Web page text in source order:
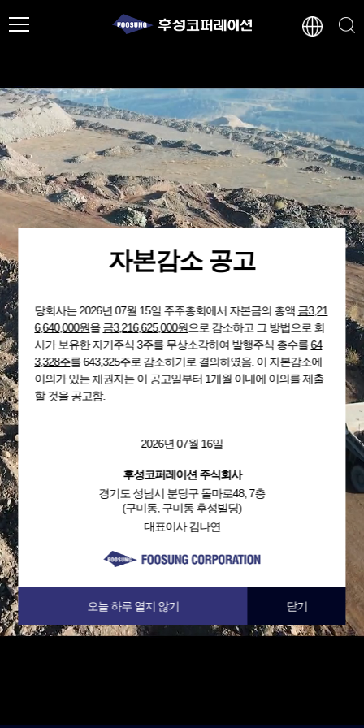
자본감소 공고
당회사는 2026년 07월 15일 주주총회에서 자본금의 총액 금3,21
6,640,000원을금3,216,625,000원으로 감소하고 그 방법으로 회
사가 보유한 자기주식 3주를 무상소각하여 발행주식 총수를64
3,328주를 643,325주로 감소하기로 결의하였음. 이 자본감소에
이의가 있는 채권자는 이 공고일부터 1개월 이내에 이의를 제출
할 것을 공고함.
2026년 07월 16일
후성코퍼레이션 주식회사
경기도 성남시 분당구 돌마로48, 7층
(구미동, 구미동 후성빌딩)
대표이사 김나연
오늘 하루 열지 않기 닫기